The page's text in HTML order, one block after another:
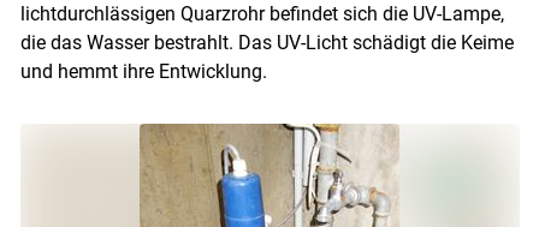
Skip to main content
lichtdurchlässigen Quarzrohr befindet sich die UV-Lampe,
die das Wasser bestrahlt. Das UV-Licht schädigt die Keime
und hemmt ihre Entwicklung.